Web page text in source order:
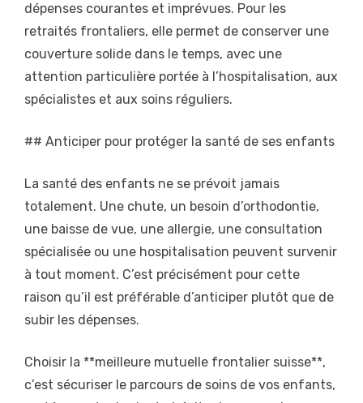
dépenses courantes et imprévues. Pour les
retraités frontaliers, elle permet de conserver une
couverture solide dans le temps, avec une
attention particulière portée à l’hospitalisation, aux
spécialistes et aux soins réguliers.
## Anticiper pour protéger la santé de ses enfants
La santé des enfants ne se prévoit jamais
totalement. Une chute, un besoin d’orthodontie,
une baisse de vue, une allergie, une consultation
spécialisée ou une hospitalisation peuvent survenir
à tout moment. C’est précisément pour cette
raison qu’il est préférable d’anticiper plutôt que de
subir les dépenses.
Choisir la **meilleure mutuelle frontalier suisse**,
c’est sécuriser le parcours de soins de vos enfants,